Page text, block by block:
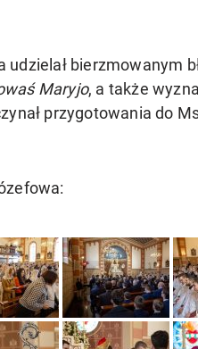
udzielał bierzmowanym
Maryjo, a także
przygotowania do